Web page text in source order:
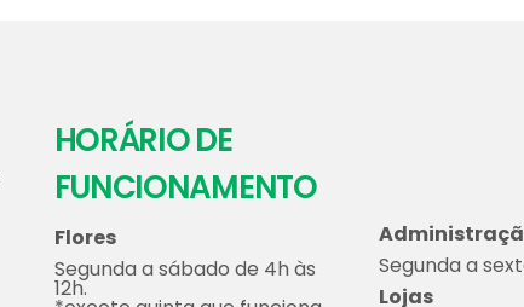
HORÁRIO DE
FUNCIONAMENTO
Flores
Segunda a sábado de 4h às
12h.
Segunda a
Lojas